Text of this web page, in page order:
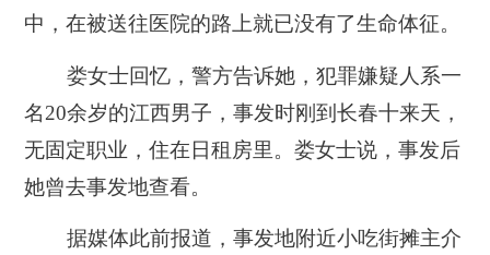
中，在被送往医院的路上就已没有了生命体征。
娄女士回忆，警方告诉她，犯罪嫌疑人系一
名20余岁的江西男子，事发时刚到长春十来天，
无固定职业，住在日租房里。娄女士说，事发后
她曾去事发地查看。
据媒体此前报道，事发地附近小吃街摊主介